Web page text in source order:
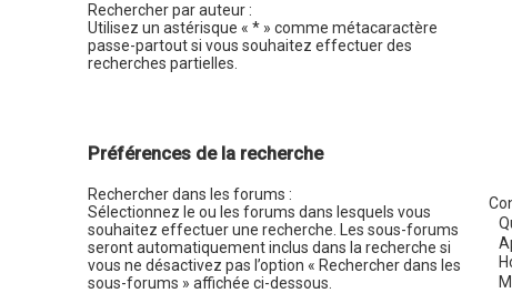
Rechercher par auteur :
Utilisez un astérisque « * » comme métacaractère
passe-partout si vous souhaitez effectuer des
recherches partielles.
Préférences de la recherche
Rechercher dans les forums :
Sélectionnez le ou les forums dans lesquels vous
souhaitez effectuer une recherche. Les sous-forums
seront automatiquement inclus dans la recherche si
vous ne désactivez pas l’option « Rechercher dans les
sous-forums » affichée ci-dessous.